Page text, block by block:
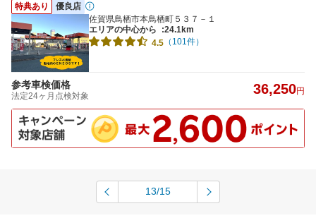
特典あり
優良店
佐賀県鳥栖市本鳥栖町５３７－１
エリアの中心から
:24.1km
4.5 （101件）
参考車検価格
法定24ヶ月点検対象 36,250円
13/15